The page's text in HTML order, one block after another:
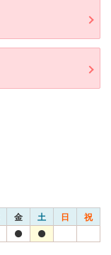
金 土 日 祝